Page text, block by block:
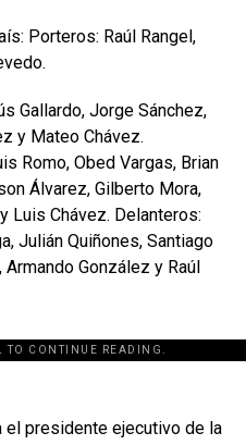
Porteros: Raúl Rangel,
Gallardo, Jorge Sánchez,
y Mateo Chávez.
Romo, Obed Vargas, Brian
Álvarez, Gilberto Mora,
Luis Chávez. Delanteros:
Julián Quiñones, Santiago
González y Raúl
TO CONTINUE READING.
el presidente ejecutivo de la